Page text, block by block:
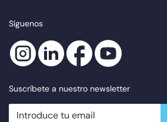
Síguenos
Suscríbete a nuestro newsletter
newsletter.suscribe